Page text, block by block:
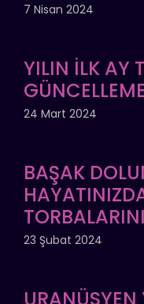
7 Nisan 2024
YILIN İLK AY
24 Mart 2024
BAŞAK
23 Şubat 2024